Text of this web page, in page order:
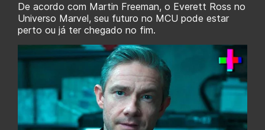
De acordo com Martin Freeman, o Everett Ross no
Universo Marvel, seu futuro no MCU pode estar
perto ou já ter chegado no fim.